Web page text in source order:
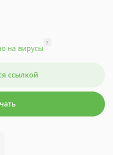
на вирусы
?
ссылкой